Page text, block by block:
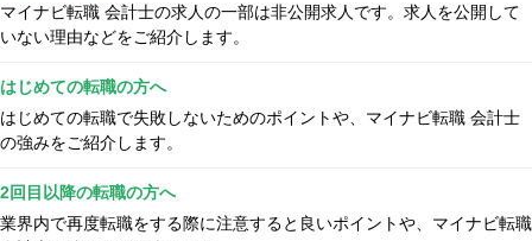
マイナビ転職 会計士の求人の一部は非公開求人です。求人を公開して
いない理由などをご紹介します。
はじめての転職の方へ
はじめての転職で失敗しないためのポイントや、マイナビ転職 会計士
の強みをご紹介します。
2回目以降の転職の方へ
業界内で再度転職をする際に注意すると良いポイントや、マイナビ転職